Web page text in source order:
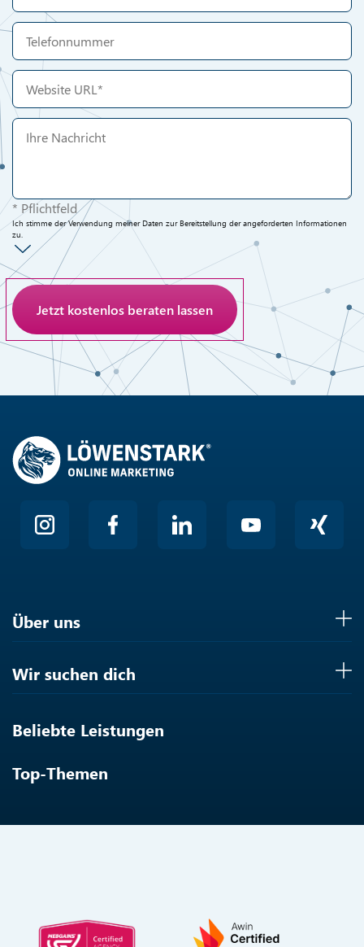
* Pflichtfeld
Ich stimme der Verwendung meiner Daten zur Bereitstellung der angeforderten Informationen
zu.
Anti-Roboter-Verifizierung
Hier klicken
Über uns
Wir suchen dich
Beliebte Leistungen
Top-Themen